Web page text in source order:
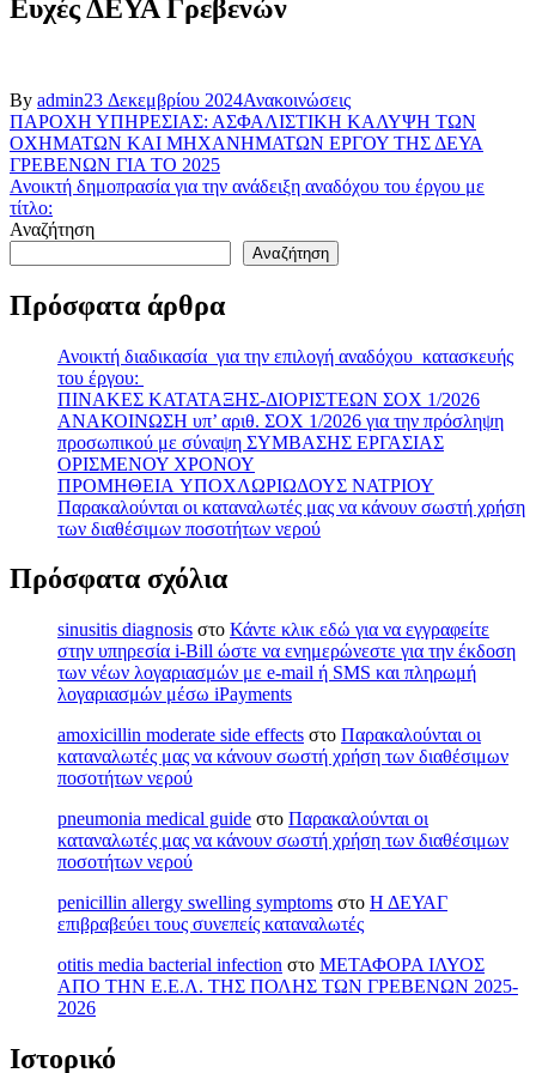
Ευχές ΔΕΥΑ Γρεβενών
By admin23 Δεκεμβρίου 2024Ανακοινώσεις
Πλοήγηση
άρθρων
ΠΑΡΟΧΗ ΥΠΗΡΕΣΙΑΣ: ΑΣΦΑΛΙΣΤΙΚΗ ΚΑΛΥΨΗ ΤΩΝ
ΟΧΗΜΑΤΩΝ ΚΑΙ ΜΗΧΑΝΗΜΑΤΩΝ ΕΡΓΟΥ ΤΗΣ ΔΕΥΑ
ΓΡΕΒΕΝΩΝ ΓΙΑ ΤΟ 2025
Ανοικτή δημοπρασία για την ανάδειξη αναδόχου του έργου με
τίτλο:
Αναζήτηση
Αναζήτηση
Πρόσφατα άρθρα
Ανοικτή διαδικασία για την επιλογή αναδόχου κατασκευής
του έργου:
ΠΙΝΑΚΕΣ ΚΑΤΑΤΑΞΗΣ-ΔΙΟΡΙΣΤΕΩΝ ΣΟΧ 1/2026
ΑΝΑΚΟΙΝΩΣΗ υπ’ αριθ. ΣΟΧ 1/2026 για την πρόσληψη
προσωπικού με σύναψη ΣΥΜΒΑΣΗΣ ΕΡΓΑΣΙΑΣ
ΟΡΙΣΜΕΝΟΥ ΧΡΟΝΟΥ
ΠΡΟΜΗΘΕΙΑ ΥΠΟΧΛΩΡΙΩΔΟΥΣ ΝΑΤΡΙΟΥ
Παρακαλούνται οι καταναλωτές μας να κάνουν σωστή χρήση
των διαθέσιμων ποσοτήτων νερού
Πρόσφατα σχόλια
sinusitis diagnosis στο Κάντε κλικ εδώ για να εγγραφείτε
στην υπηρεσία i-Bill ώστε να ενημερώνεστε για την έκδοση
των νέων λογαριασμών με e-mail ή SMS και πληρωμή
λογαριασμών μέσω iPayments
amoxicillin moderate side effects στο Παρακαλούνται οι
καταναλωτές μας να κάνουν σωστή χρήση των διαθέσιμων
ποσοτήτων νερού
pneumonia medical guide στο Παρακαλούνται οι
καταναλωτές μας να κάνουν σωστή χρήση των διαθέσιμων
ποσοτήτων νερού
penicillin allergy swelling symptoms στο Η ΔΕΥΑΓ
επιβραβεύει τους συνεπείς καταναλωτές
otitis media bacterial infection στο ΜΕΤΑΦΟΡΑ ΙΛΥΟΣ
ΑΠΟ ΤΗΝ Ε.Ε.Λ. ΤΗΣ ΠΟΛΗΣ ΤΩΝ ΓΡΕΒΕΝΩΝ 2025-
2026
Ιστορικό